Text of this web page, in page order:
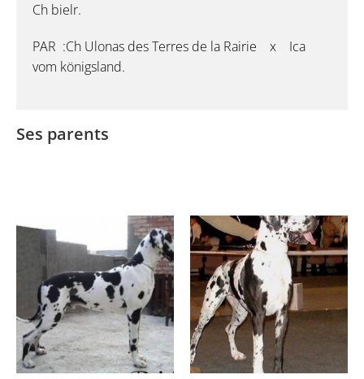
Ch bielr.
PAR :Ch Ulonas des Terres de la Rairie x Ica
vom königsland.
Ses parents